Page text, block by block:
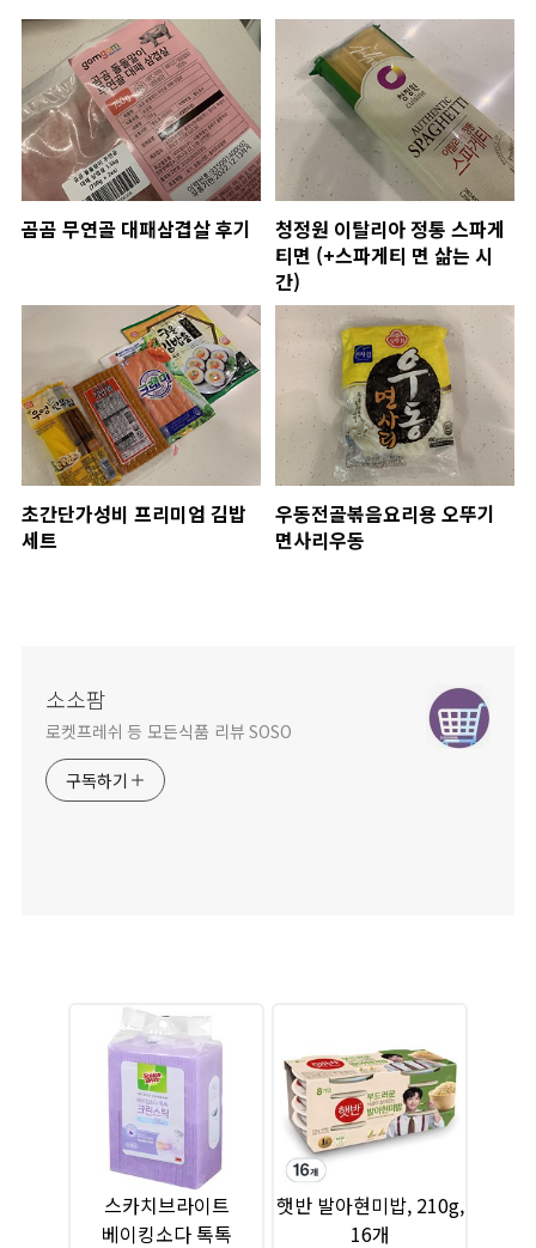
곰곰 무연골 대패삼겹살 후기
청정원 이탈리아 정통 스파게
티면 (+스파게티 면 삶는 시
간)
초간단가성비 프리미엄 김밥
세트
우동전골볶음요리용 오뚜기
면사리우동
소소팜
로켓프레쉬 등 모든식품 리뷰 SOSO
구독하기
스카치브라이트
베이킹소다 톡톡
햇반 발아현미밥, 210g,
16개